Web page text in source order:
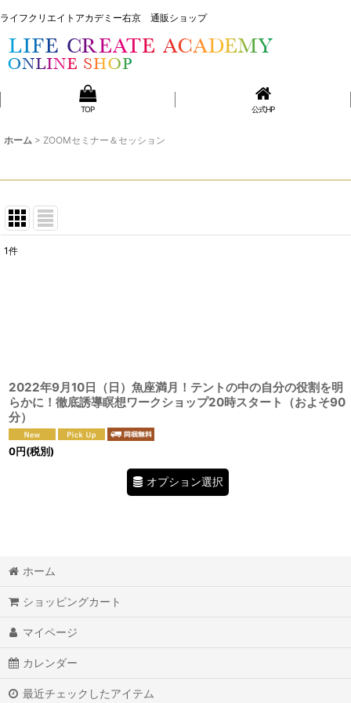
ライフクリエイトアカデミー右京 通販ショップ
TOP 公式HP
ホーム > ZOOMセミナー＆セッション
1件
2022年9月10日（日）魚座満月！テントの中の自分の役割を明
らかに！徹底誘導瞑想ワークショップ20時スタート（およそ90
分）
0円(税別)
オプション選択
ホーム
ショッピングカート
マイページ
カレンダー
最近チェックしたアイテム